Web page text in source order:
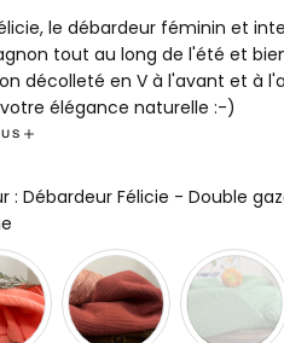
le débardeur féminin et
tout au long de l'été et
décolleté en V à l'avant et à
élégance naturelle :-)
vous séduire par son charme
parfaitement à votre style
est bien plus qu'un simple
française dans notre atelier
: 100% coton
: Débardeur Félicie - Double